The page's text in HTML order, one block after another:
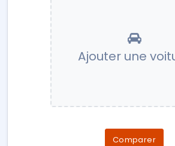
Ajouter une
Comparer